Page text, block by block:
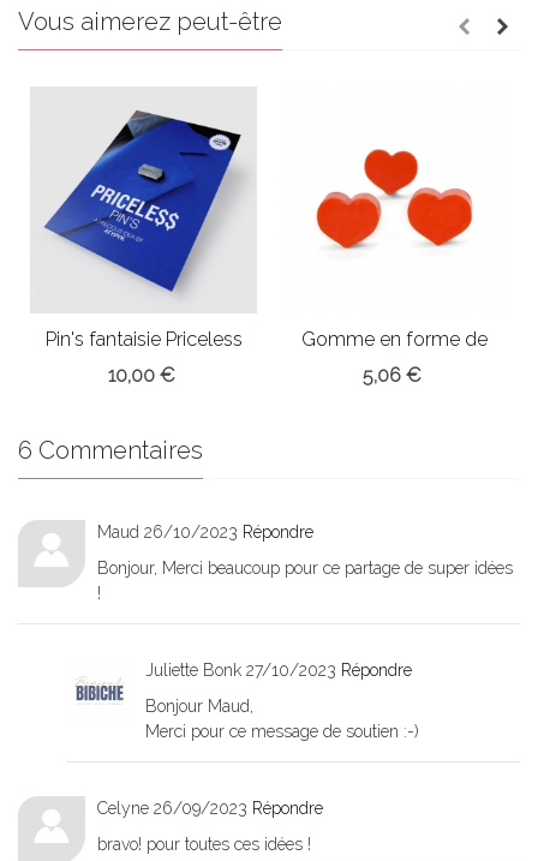
Vous aimerez peut-être
Pin's fantaisie Priceless
10,00 €
Gomme en forme de
coeur x8
5,06 €
6 Commentaires
Maud 26/10/2023 Répondre
Bonjour, Merci beaucoup pour ce partage de super idées
!
Juliette Bonk 27/10/2023 Répondre
Bonjour Maud,
Merci pour ce message de soutien :-)
Celyne 26/09/2023 Répondre
bravo! pour toutes ces idées !